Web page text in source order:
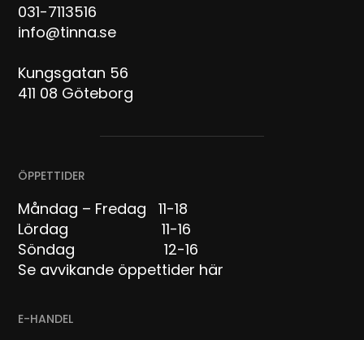
031-7113516
info@tinna.se
Kungsgatan 56
411 08 Göteborg
ÖPPETTIDER
Måndag – Fredag 11-18
Lördag 11-16
Söndag 12-16
Se avvikande öppettider här
E-HANDEL